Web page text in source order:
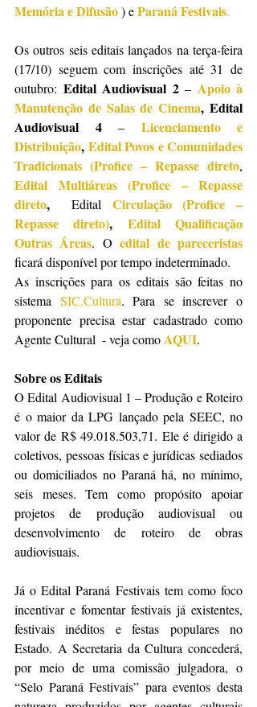
Memória e Difusão ) e Paraná Festivais.
Os outros seis editais lançados na terça-feira
(17/10) seguem com inscrições até 31 de
outubro: Edital Audiovisual 2 – Apoio à
Manutenção de Salas de Cinema, Edital
Audiovisual 4 –
Licenciamento e
Distribuição, Edital Povos e Comunidades
Tradicionais (Profice – Repasse direto
Edital Multiáreas (Profice – Repasse
direto, Edital Circulação (Profice –
Repasse direto), Edital Qualificação
Outras Áreas. O edital de pareceristas
ficará disponível por tempo indeterminado.
As inscrições para os editais são feitas no
sistema SIC.Cultura. Para se inscrever o
proponente precisa estar cadastrado como
Agente Cultural  - veja como AQUI.
Sobre os Editais
O Edital Audiovisual 1 – Produção e Roteiro
é o maior da LPG lançado pela SEEC, no
valor de R$ 49.018.503,71. Ele é dirigido a
coletivos, pessoas físicas e jurídicas sediados
ou domiciliados no Paraná há, no mínimo,
seis meses. Tem como propósito apoiar
projetos de produção audiovisual ou
desenvolvimento de roteiro de obras
audiovisuais.
Já o Edital Paraná Festivais tem como foco
incentivar e fomentar festivais já existentes,
festivais inéditos e festas populares no
Estado. A Secretaria da Cultura concederá,
por meio de uma comissão julgadora, o
“Selo Paraná Festivais” para eventos desta